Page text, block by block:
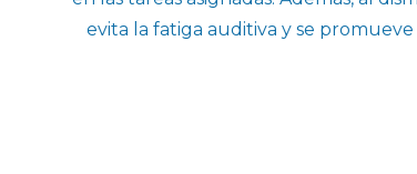
evita la fatiga auditiva y se